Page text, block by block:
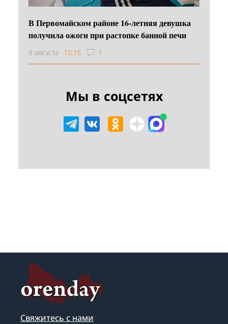
В Первомайском районе 16‑летняя девушка
получила ожоги при растопке банной печи
9 августа 10:16 1
Мы в соцсетях
Свяжитесь с нами